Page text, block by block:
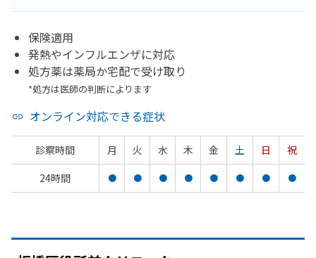
保険適用
発熱やインフルエンザに対応
処方薬は薬局か宅配で受け取り
*処方は医師の判断によります
オンライン対応できる症状
診察時間 月 火 水 木 金 土 日
祝
24時間
● ● ● ● ● ● ● ●